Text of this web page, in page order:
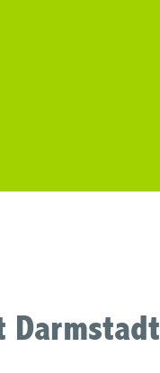
Darmstadt